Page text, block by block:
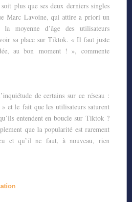
plus que ses deux derniers singles
Marc Lavoine, qui attire a priori un
moyenne d’âge des utilisateurs
sa place sur Tiktok. « Il faut juste
au bon moment ! », commente
de certains sur ce réseau :
» et lefait que les utilisateurs saturent
entendent en boucle sur Tiktok ?
que la popularité est rarement
et qu’il ne faut, à nouveau, rien